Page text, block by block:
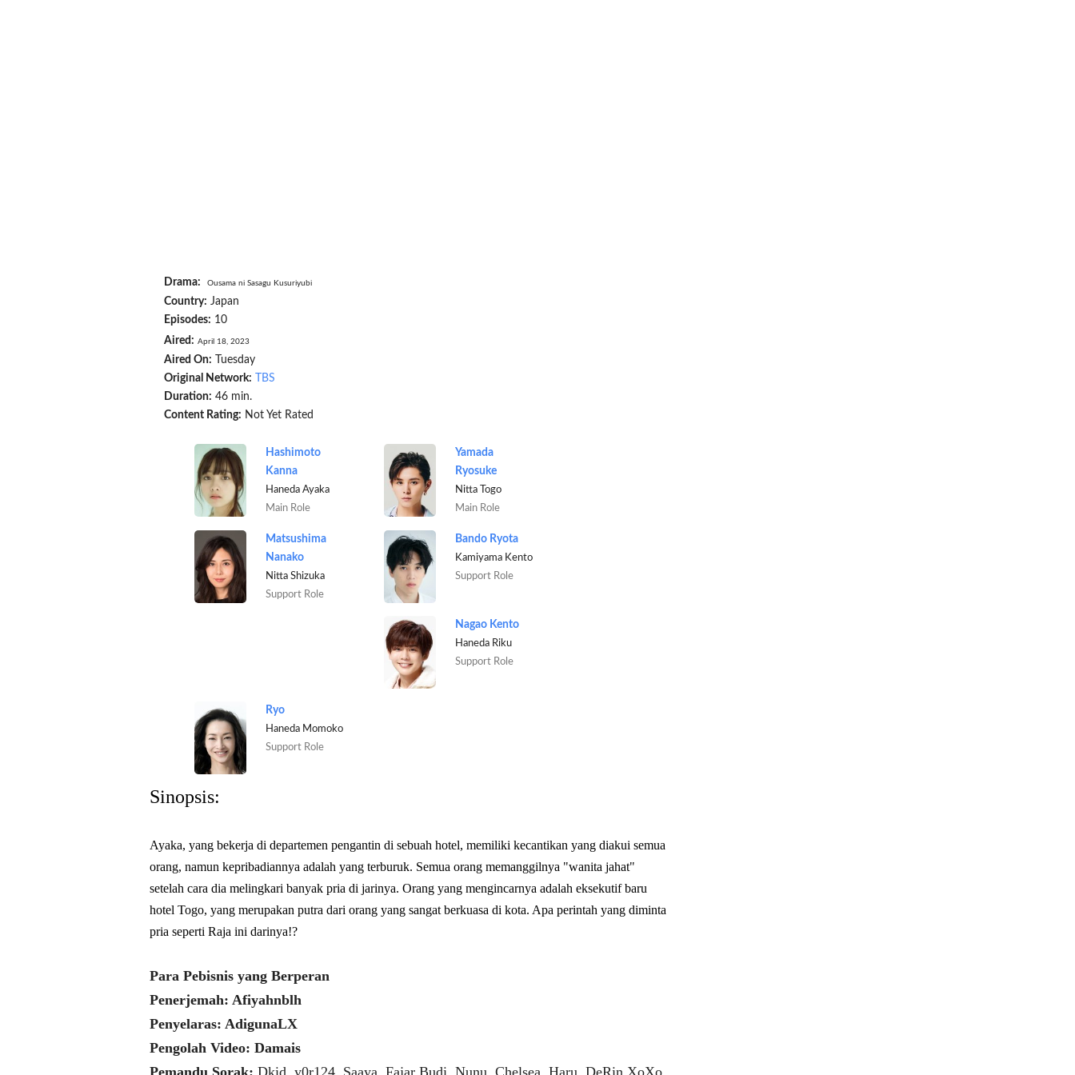
Drama: Ousama ni Sasagu Kusuriyubi
Country: Japan
Episodes: 10
Aired: April 18, 2023
Aired On:
Tuesday
Original Network:
TBS
Duration: 46 min.
Content Rating: Not Yet Rated
Hashimoto
Kanna
Haneda Ayaka
Main Role
Yamada
Ryosuke
Nitta Togo
Main Role
Matsushima
Nanako
Nitta Shizuka
Support Role
Bando Ryota
Kamiyama Kento
Support Role
Nagao Kento
Haneda Riku
Support Role
Ryo
Haneda Momoko
Support Role
Sinopsis:
Ayaka, yang bekerja di departemen pengantin di sebuah hotel, memiliki kecantikan yang diakui semua
orang, namun kepribadiannya adalah yang terburuk. Semua orang memanggilnya "wanita jahat"
setelah cara dia melingkari banyak pria di jarinya. Orang yang mengincarnya adalah eksekutif baru
hotel Togo, yang merupakan putra dari orang yang sangat berkuasa di kota. Apa perintah yang diminta
pria seperti Raja ini darinya!?
Para Pebisnis yang Berperan
Penerjemah: Afiyahnblh
Penyelaras: AdigunaLX
Pengolah Video: Damais
Pemandu Sorak: Dkid, y0r124, Saaya, Fajar Budi, Nunu, Chelsea, Haru, DeRin XoXo,